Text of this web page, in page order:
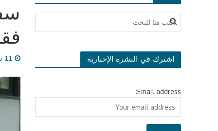
11 شهر مضى اشترك في النشرة الإخبارية
Email address: